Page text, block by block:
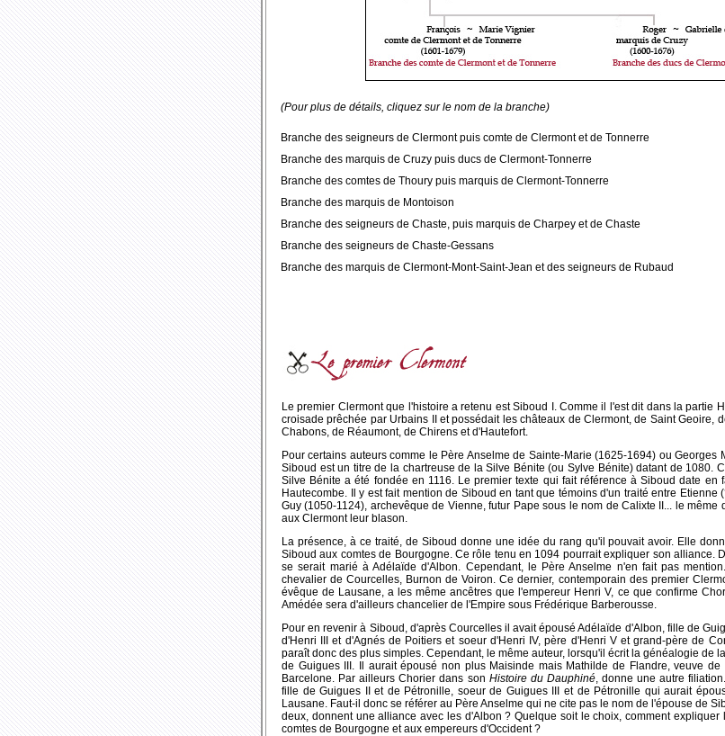
(Pour plus de détails, cliquez sur le nom de la branche)
Branche des seigneurs de Clermont puis comte de Clermont et de Tonnerre
Branche des marquis de Cruzy puis ducs de Clermont-Tonnerre
Branche des comtes de Thoury puis marquis de Clermont-Tonnerre
Branche des marquis de Montoison
Branche des seigneurs de Chaste, puis marquis de Charpey et de Chaste
Branche des seigneurs de Chaste-Gessans
Branche des marquis de Clermont-Mont-Saint-Jean et des seigneurs de Rubaud
Le premier Clermont que l'histoire a retenu est Siboud I. Comme il l'est dit dans la partie
croisade prêchée par Urbains II et possédait les châteaux de Clermont, de Saint Geoire,
Chabons, de Réaumont, de Chirens et d'Hautefort.
Pour certains auteurs comme le Père Anselme de Sainte-Marie (1625-1694) ou Georges
Siboud est un titre de la chartreuse de la Silve Bénite (ou Sylve Bénite) datant de 1080.
Silve Bénite a été fondée en 1116. Le premier texte qui fait référence à Siboud date en
Hautecombe. Il y est fait mention de Siboud en tant que témoins d'un traité entre Etienne
Guy (1050-1124), archevêque de Vienne, futur Pape sous le nom de Calixte II... le
aux Clermont leur blason.
La présence, à ce traité, de Siboud donne une idée du rang qu'il pouvait avoir. Elle
Siboud aux comtes de Bourgogne. Ce rôle tenu en 1094 pourrait expliquer son alliance.
se serait marié à Adélaïde d'Albon. Cependant, le Père Anselme n'en fait pas
chevalier de Courcelles, Burnon de Voiron. Ce dernier, contemporain des premier
évêque de Lausane, a les même ancêtres que l'empereur Henri V, ce que confirme
Amédée sera d'ailleurs chancelier de l'Empire sous Frédérique Barberousse.
Pour en revenir à Siboud, d'après Courcelles il avait épousé Adélaïde d'Albon, fille de
d'Henri III et d'Agnés de Poitiers et soeur d'Henri IV, père d'Henri V et grand-père de
paraît donc des plus simples. Cependant, le même auteur, lorsqu'il écrit la généalogie de
de Guigues III. Il aurait épousé non plus Maisinde mais Mathilde de Flandre, veuve
Barcelone. Par ailleurs Chorier dans son Histoire du Dauphiné, donne une autre
fille de Guigues II et de Pétronille, soeur de Guigues III et de Pétronille qui aurait
Lausane. Faut-il donc se référer au Père Anselme qui ne cite pas le nom de l'épouse de
deux, donnent une alliance avec les d'Albon ? Quelque soit le choix, comment
comtes de Bourgogne et aux empereurs d'Occident ?